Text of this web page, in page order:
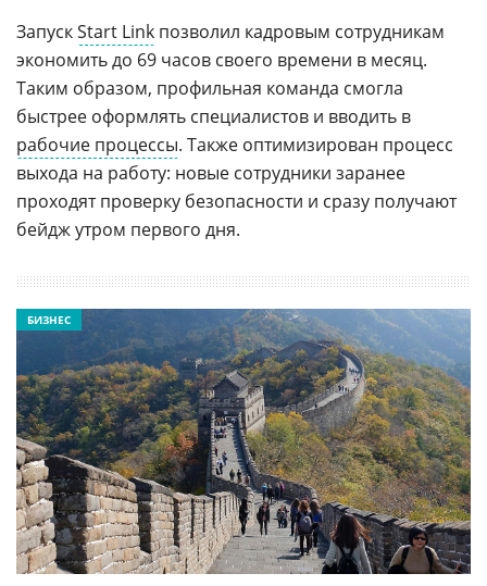
ЗапускStart Link позволил кадровым сотрудникам
экономить до 69 часов своего времени в месяц.
Таким образом, профильная команда смогла
быстрее оформлять специалистов и вводить в
рабочие процессы. Также оптимизирован процесс
выхода на работу: новые сотрудники заранее
проходят проверку безопасности и сразу получают
бейдж утром первого дня.
БИЗНЕС